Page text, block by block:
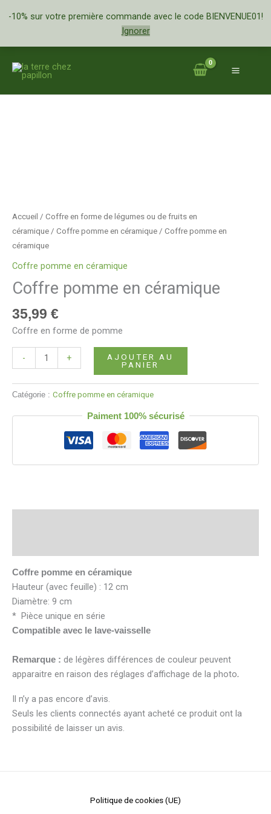
-10% sur votre première commande avec le code BIENVENUE01!
Ignorer
Accueil / Coffre en forme de légumes ou de fruits en
céramique / Coffre pomme en céramique / Coffre pomme en
céramique
Coffre pomme en céramique
Coffre pomme en céramique
35,99 €
Coffre en forme de pomme
- +
AJOUTER AU
PANIER
Catégorie : Coffre pomme en céramique
Paiment 100% sécurisé
Coffre pomme en céramique
Hauteur (avec feuille) : 12 cm
Diamètre: 9 cm
* Pièce unique en série
Compatible avec le lave-vaisselle
Remarque : de légères différences de couleur peuvent
apparaitre en raison des réglages d’affichage de la photo.
Il n’y a pas encore d’avis.
Seuls les clients connectés ayant acheté ce produit ont la
possibilité de laisser un avis.
Politique de cookies (UE)
pomme